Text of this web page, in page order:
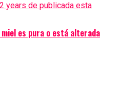
2 years de publicada esta
es pura o está alterada